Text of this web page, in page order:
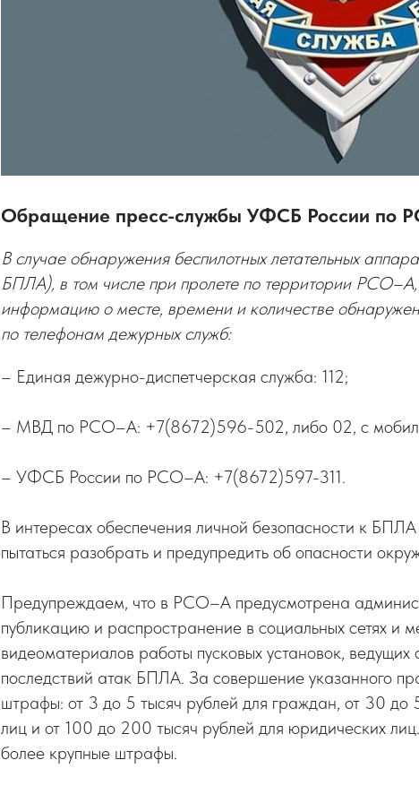
Обращение пресс-службы УФСБ России по
В случае обнаружения беспилотных летательных
БПЛА), в том числе при пролете по территории
информацию о месте, времени и количестве
по телефонам дежурных служб:
– Единая дежурно-диспетчерская служба: 112;
– МВД по РСО–А: +7(8672)596-502, либо 02, с
– УФСБ России по РСО–А: +7(8672)597-311.
В интересах обеспечения личной безопасности к
пытаться разобрать и предупредить об опасности
Предупреждаем, что в РСО–А предусмотрена
публикацию и распространение в социальных сетях и
видеоматериалов работы пусковых установок,
последствий атак БПЛА. За совершение указанного
штрафы: от 3 до 5 тысяч рублей для граждан, от 30 до
лиц и от 100 до 200 тысяч рублей для юридических
более крупные штрафы.